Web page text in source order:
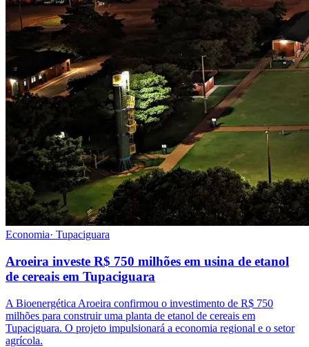
Economia· Tupaciguara
Aroeira investe R$ 750 milhões em usina de etanol
de cereais em Tupaciguara
A Bioenergética Aroeira confirmou o investimento de R$ 750
milhões para construir uma planta de etanol de cereais em
Tupaciguara. O projeto impulsionará a economia regional e o setor
agrícola.